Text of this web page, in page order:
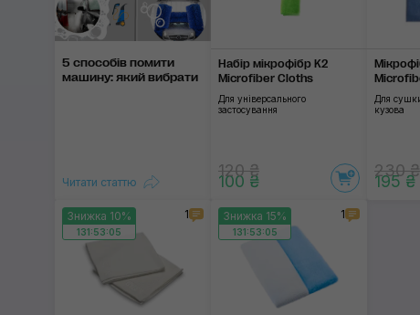
5 способів помити
машину: який вибрати
Читати статтю
Набір мікрофібр K2
Microfiber Cloths
Для універсального
застосування
120 ₴
100 ₴
Для
кузова
230 ₴
195 ₴
Знижка 10%
131:53:04
1 Знижка 15%
131:53:04
1